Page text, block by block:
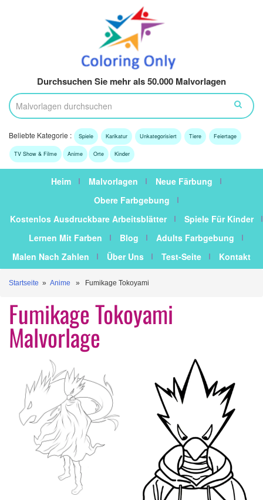
Durchsuchen Sie mehr als 50.000 Malvorlagen
Beliebte Kategorie : Spiele Karikatur Unkategorisiert Tiere Feiertage
TV Show & Filme Anime Orte Kinder
Heim Malvorlagen
Neue Färbung
Obere Farbgebung
Kostenlos Ausdruckbare Arbeitsblätter
Spiele Für Kinder
Lernen Mit Farben
Blog
Adults Farbgebung
Malen Nach Zahlen
Über Uns Test-Seite Kontakt
Startseite » Anime » Fumikage Tokoyami
Fumikage Tokoyami
Malvorlage